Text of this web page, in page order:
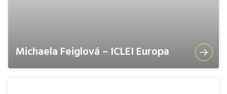
Michaela Feiglová – ICLEI Europa